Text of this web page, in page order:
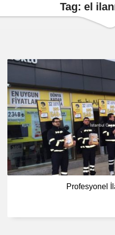
Tag: el
Profesyonel